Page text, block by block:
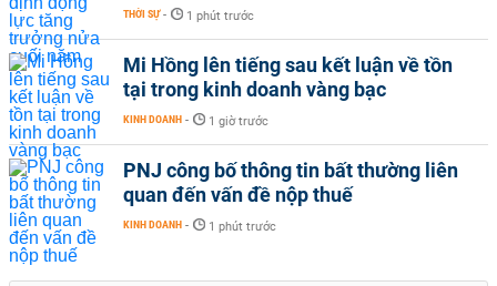
THỜI SỰ - 1 phút trước
Mi Hồng lên tiếng sau kết luận về tồn
tại trong kinh doanh vàng bạc
KINH DOANH - 1 giờ trước
PNJ công bố thông tin bất thường liên
quan đến vấn đề nộp thuế
KINH DOANH - 1 phút trước